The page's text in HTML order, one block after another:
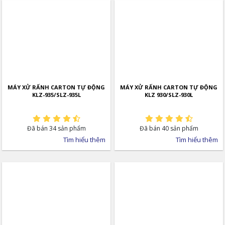
MÁY XỬ RẤNH CARTON TỰ ĐỘNG
KLZ-935/SLZ-935L
Đã bán 34 sản phẩm
Tìm hiểu thêm
MÁY XỬ RẤNH CARTON TỰ ĐỘNG
KLZ 930/SLZ-930L
Đã bán 40 sản phẩm
Tìm hiểu thêm